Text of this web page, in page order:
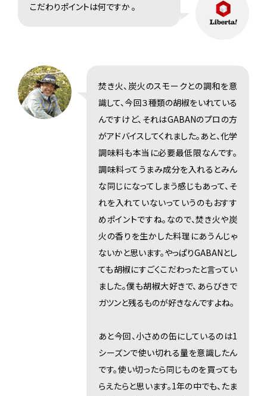
こだわりポイントは何ですか 。
焚き火、炭火のスモークとの調和を意
識して、今回３種類の胡椒をいれている
んですけど、それはGABANのプロの方
がアドバイスしてくれました。あと、化学
調味料も本当に必要最低限なんです。
調味料ってうまみ成分を入れるとみん
な同じになってしまう感じもあって、そ
れを入れていないっていうのもおすす
めポイントですね。なので、焚き火や炭
火の香りを生かした料理にあうんじゃ
ないかと思います。やっぱりGABANとし
ても胡椒にすごくこだわったと言ってい
ました。僕も胡椒大好きで、あらびきで
ガツンと残るものが好きなんですよね。
あと今回、小さめの缶にしているのは1
シーズンで使い切れる量を意識したん
です。使い切ったら同じものを買っても
らえたらと思います。1年の中でも、たま